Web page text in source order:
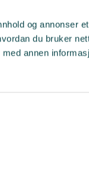
og annonser
du bruker
annen